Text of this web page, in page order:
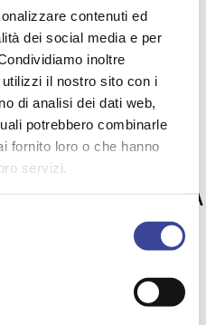
contenuti ed
dei social media e per
inoltre
il nostro sito con i
di analisi dei dati web,
potrebbero combinarle
fornito loro o che hanno
servizi.
illustrativa
,IMU,ECONOMIA
AGRICOLE,